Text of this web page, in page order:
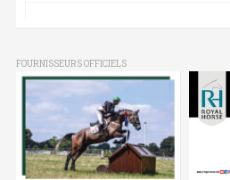
FOURNISSEURS OFFICIELS